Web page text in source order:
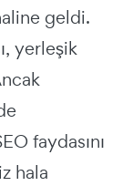
geldi.
yerleşik
faydasını
hala